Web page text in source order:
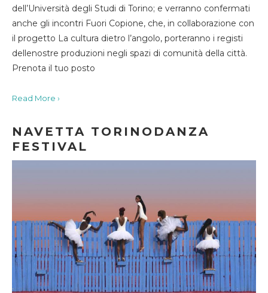
dell’Università degli Studi di Torino; e verranno confermati
anche gli incontri Fuori Copione, che, in collaborazione con
il progetto La cultura dietro l’angolo, porteranno i registi
dellenostre produzioni negli spazi di comunità della città.
Prenota il tuo posto
Read More ›
NAVETTA TORINODANZA
FESTIVAL